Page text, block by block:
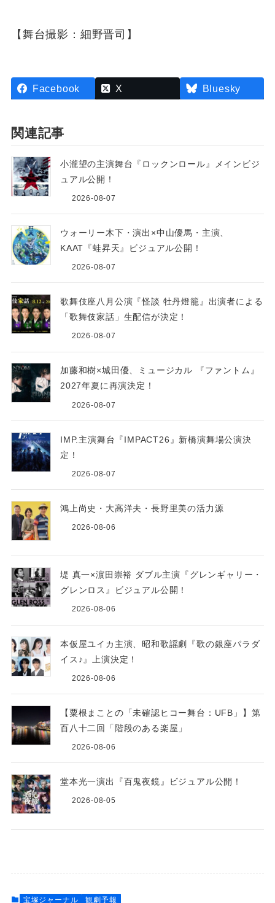
【舞台撮影：細野晋司】
Facebook X Bluesky
関連記事
小瀧望の主演舞台『ロックンロール』メインビジ
ュアル公開！
2026-08-07
ウォーリー木下・演出×中山優馬・主演、
KAAT『蛙昇天』ビジュアル公開！
2026-08-07
歌舞伎座八月公演『怪談 牡丹燈籠』出演者による
「歌舞伎家話」生配信が決定！
2026-08-07
加藤和樹×城田優、ミュージカル 『ファントム』
2027年夏に再演決定！
2026-08-07
IMP.主演舞台『IMPACT26』新橋演舞場公演決
定！
2026-08-07
鴻上尚史・大高洋夫・長野里美の活力源
2026-08-06
堤 真一×濵田崇裕 ダブル主演『グレンギャリー・
グレンロス』ビジュアル公開！
2026-08-06
本仮屋ユイカ主演、昭和歌謡劇『歌の銀座パラダ
イス♪』上演決定！
2026-08-06
【粟根まことの「未確認ヒコー舞台：UFB」】第
百八十二回「階段のある楽屋」
2026-08-06
堂本光一演出『百鬼夜鏡』ビジュアル公開！
2026-08-05
宝塚ジャーナル
観劇予報